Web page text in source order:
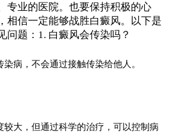
专业的医院。也要保持积极的心
相信一定能够战胜白癜风。以下是
问题：1. 白癜风会传染吗？
病，不会通过接触传染给他人。
较大，但通过科学的治疗，可以控制病